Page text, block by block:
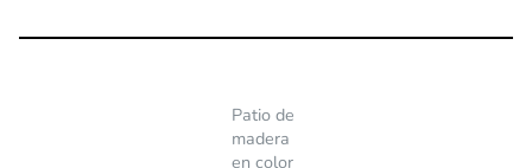
Patio de
madera
en color